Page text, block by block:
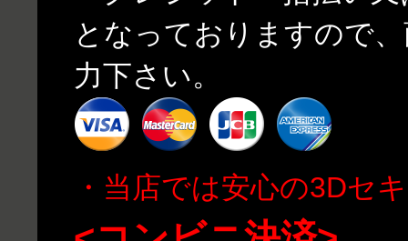
となっておりますので
力下さい。
・当店では安心の3Dセ